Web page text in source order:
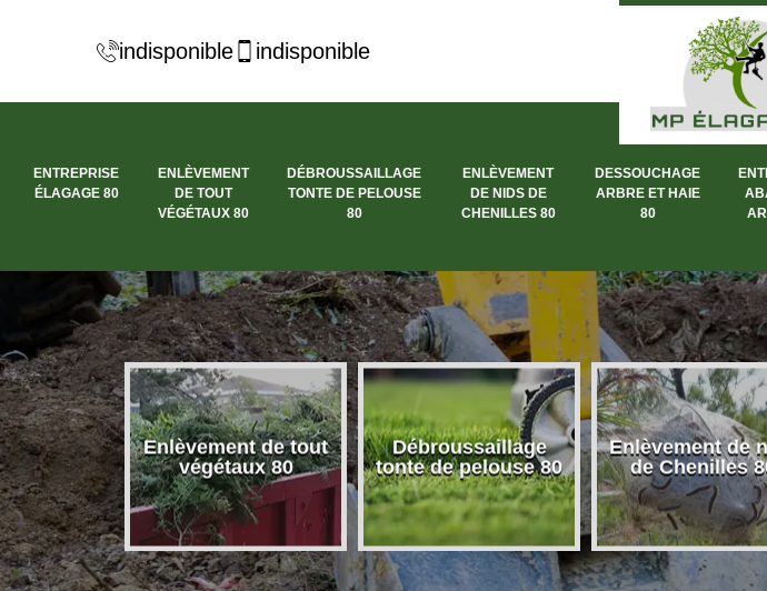
indisponible indisponible
ENTREPRISE
ÉLAGAGE 80
ENLÈVEMENT
DE TOUT
VÉGÉTAUX 80
DÉBROUSSAILLAGE
TONTE DE PELOUSE
80
ENLÈVEMENT
DE NIDS DE
CHENILLES 80
DESSOUCHAGE
ARBRE ET HAIE
80
élagage
Enlèvement de tout
végétaux 80
Débroussaillage
tonte de pelouse 80
Enlèvement de
de Chenilles